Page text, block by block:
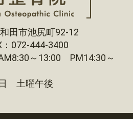
田市池尻町92-12
：072-444-3400
～13:00 PM14:30～
土曜午後